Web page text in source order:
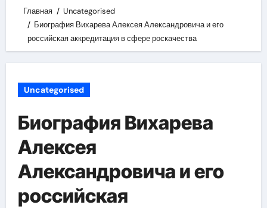
Главная
Uncategorised
Биография Вихарева Алексея Александровича и его
российская аккредитация в сфере роскачества
Uncategorised
Биография Вихарева
Алексея
Александровича и его
российская